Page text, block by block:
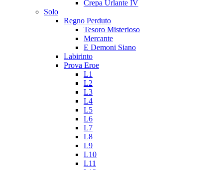
Crepa Urlante IV
Solo
Regno Perduto
Tesoro Misterioso
Mercante
E Demoni Siano
Labirinto
Prova Eroe
L1
L2
L3
L4
L5
L6
L7
L8
L9
L10
L11